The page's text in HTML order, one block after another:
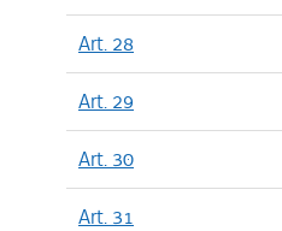
Art. 28
Art. 29
Art. 30
Art. 31